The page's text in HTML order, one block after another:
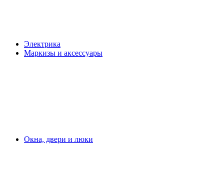
Электрика
Маркизы и аксессуары
Окна, двери и люки